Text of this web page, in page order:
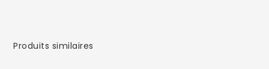
Produits similaires